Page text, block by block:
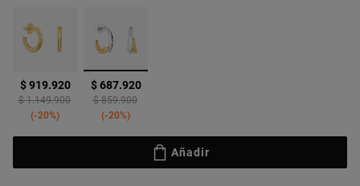
$ 919.920
Price reduced from
$ 1.149.900to
-20%
seleccionado
$ 687.920
Price reduced from
$ 859.900to
-20%
Añadir